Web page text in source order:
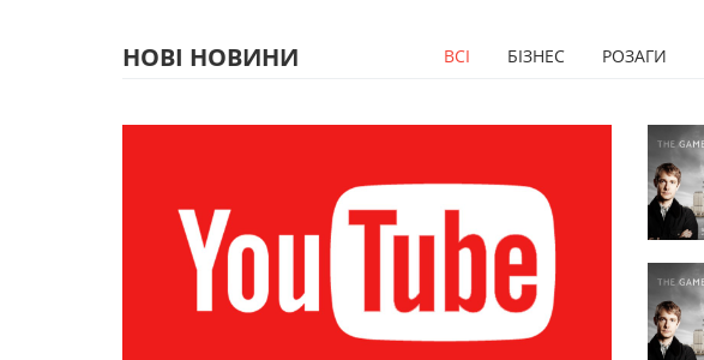
НОВІ НОВИНИ ВСІ БІЗНЕС РОЗАГИ
10 лайфхаків: як
легко прокидатися
вранці
09.12.2016
10 лайфхаків: як
легко прокидатися
вранці
30.11.2016